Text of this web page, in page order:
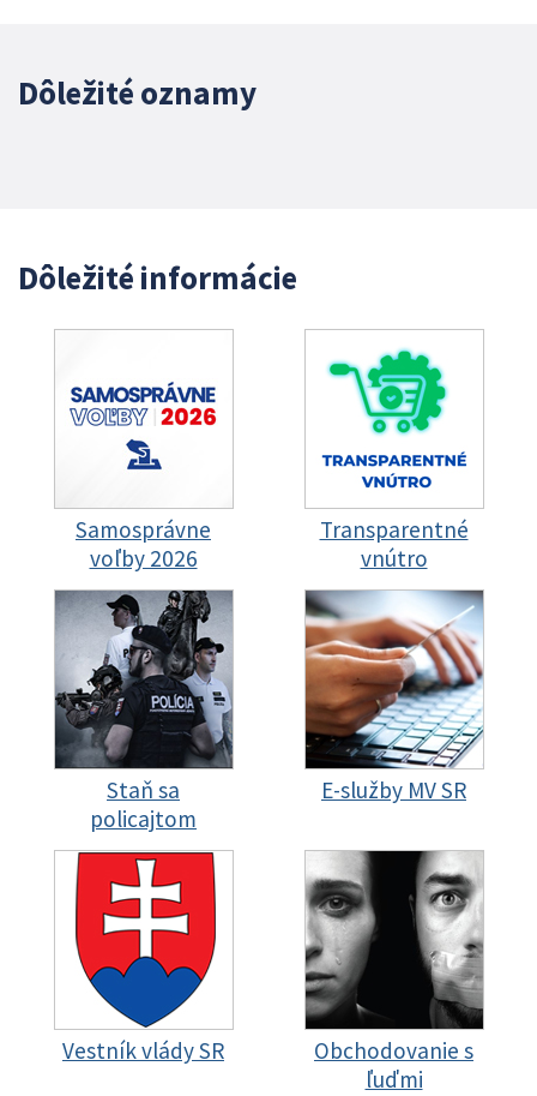
Dôležité oznamy
Dôležité informácie
Samosprávne
voľby 2026
Transparentné
vnútro
Staň sa
policajtom
E-služby MV SR
Vestník vlády SR
Obchodovanie s
ľuďmi